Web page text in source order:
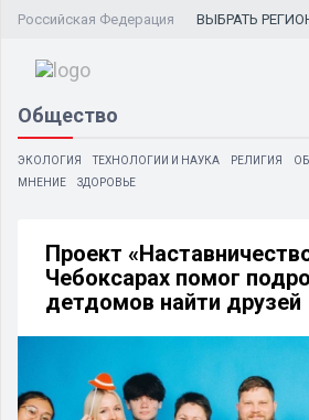
Российская Федерация ВЫБРАТЬ
Общество
ЭКОЛОГИЯ ТЕХНОЛОГИИ И НАУКА РЕЛИГИЯ
МНЕНИЕ
ЗДОРОВЬЕ
Проект
Чебоксарах помог
детдомов найти друзей